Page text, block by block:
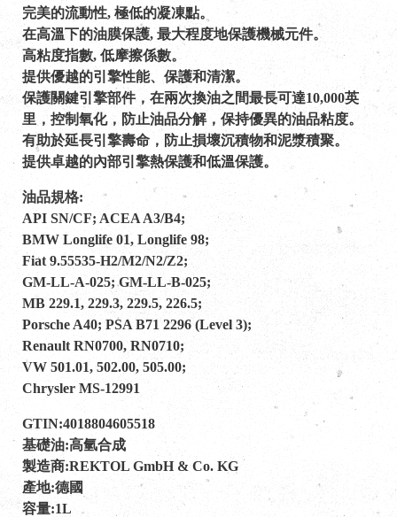
完美的流動性, 極低的凝凍點。
在高溫下的油膜保護, 最大程度地保護機械元件。
高粘度指數, 低摩擦係數。
提供優越的引擎性能、保護和清潔。
保護關鍵引擎部件，在兩次換油之間最長可達10,000英
里，控制氧化，防止油品分解，保持優異的油品粘度。
有助於延長引擎壽命，防止損壞沉積物和泥漿積聚。
提供卓越的內部引擎熱保護和低溫保護。
油品規格:
API SN/CF; ACEA A3/B4;
BMW Longlife 01, Longlife 98;
Fiat 9.55535-H2/M2/N2/Z2;
GM-LL-A-025; GM-LL-B-025;
MB 229.1, 229.3, 229.5, 226.5;
Porsche A40; PSA B71 2296 (Level 3);
Renault RN0700, RN0710;
VW 501.01, 502.00, 505.00;
Chrysler MS-12991
GTIN:4018804605518
基礎油:高氫合成
製造商:REKTOL GmbH & Co. KG
產地:德國
容量:1L